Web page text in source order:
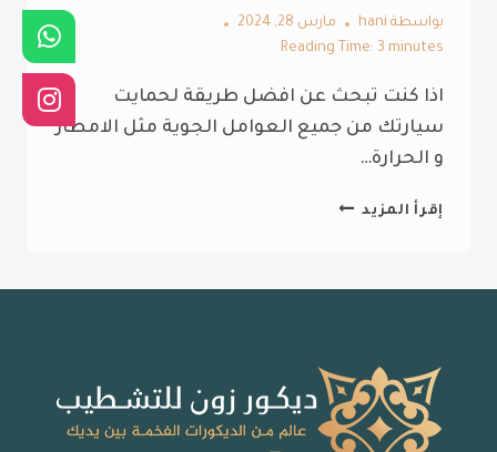
بواسطة hani
مارس 28, 2024
Reading Time: 3 minutes
اذا كنت تبحث عن افضل طريقة لحمايت
سيارتك من جميع العوامل الجوية مثل الامطار
و الحرارة…
إقرأ المزيد تركيب
-مظلات
سيارات
ساكو